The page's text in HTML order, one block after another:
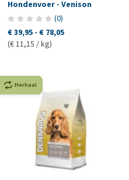
Hondenvoer - Venison
(0)
€ 39,95 - € 78,05
(€ 11,15 / kg)
Herhaal